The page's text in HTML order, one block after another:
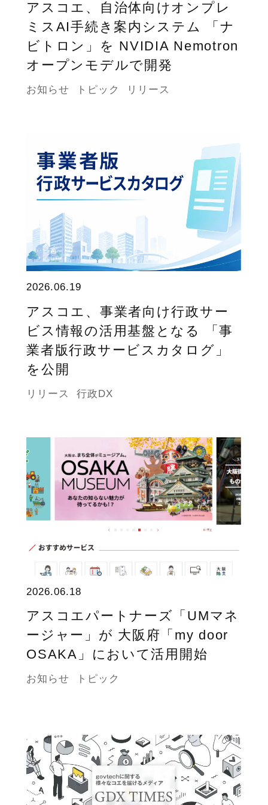
アスコエ、自治体向けオンプレ
ミスAI手続き案内システム 「ナ
ビトロン」を NVIDIA Nemotron
オープンモデルで開発
お知らせ トピック リリース
2026.06.19
アスコエ、事業者向け行政サー
ビス情報の活用基盤となる 「事
業者版行政サービスカタログ」
を公開
リリース 行政DX
2026.06.18
アスコエパートナーズ「UMマネ
ージャー」が 大阪府「my door
OSAKA」において活用開始
お知らせ トピック